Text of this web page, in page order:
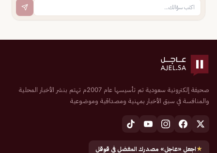
صحيفة إلكترونية سعودية تم تأسيسها عام 2007م تهتم بنشر الأخبار المحلية
والمنافسة في سبق الأخبار بمهنية ومصداقية وموضوعية
★اجعل «عاجل» مصدرك المفضل في قوقل